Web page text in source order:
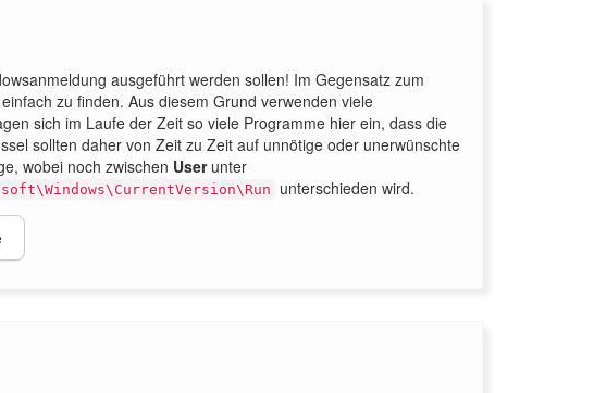
ausgeführt werden sollen! Im Gegensatz zum
zu finden. Aus diesem Grund verwenden viele
sich im Laufe der Zeit so viele Programme hier ein, dass die
sollten daher von Zeit zu Zeit auf unnötige oder unerwünschte
wobei noch zwischen Userunter
unterschieden wird.